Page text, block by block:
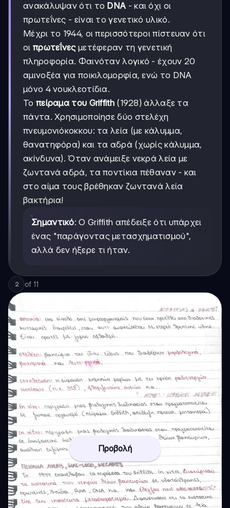
ανακάλυψαν ότι το DNA - και όχι οι
πρωτεΐνες - είναι το γενετικό υλικό.
Μέχρι το 1944, οι περισσότεροι πίστευαν ότι
οι πρωτεΐνεςμετέφεραν τη γενετική
πληροφορία. Φαινόταν λογικό - έχουν 20
αμινοξέα για ποικιλομορφία, ενώ το DNA
μόνο 4 νουκλεοτίδια.
Το πείραμα του Griffith(1928) άλλαξε τα
πάντα. Χρησιμοποίησε δύο στελέχη
πνευμονιόκοκκου: τα λεία (με κάλυμμα,
θανατηφόρα) και τα αδρά (χωρίς κάλυμμα,
ακίνδυνα). Όταν ανάμειξε νεκρά λεία με
ζωντανά αδρά, τα ποντίκια πέθαναν - και
στο αίμα τους βρέθηκαν ζωντανά λεία
βακτήρια!
Σημαντικό: Ο Griffith απέδειξε ότι υπάρχει
ένας "παράγοντας μετασχηματισμού",
αλλά δεν ήξερε τι ήταν.
2 of 11
Προβολή